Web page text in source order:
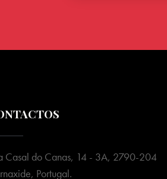
Casal do Canas, 14 - 3A, 2790-204
Portugal.